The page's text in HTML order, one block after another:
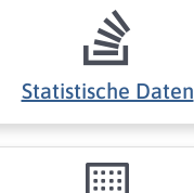
Statistische Daten